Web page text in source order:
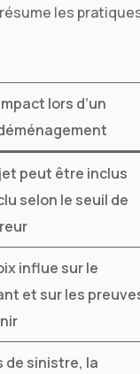
les
lors d’un
peut être inclus
selon le seuil de
influe sur le
et sur les
de sinistre, la